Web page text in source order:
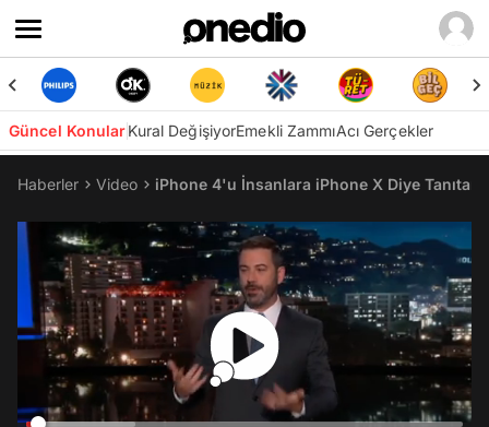
Güncel KonularKural DeğişiyorEmekli ZammıAcı Gerçekler
Haberler Video iPhone 4'u İnsanlara iPhone X Diye Tanıtan